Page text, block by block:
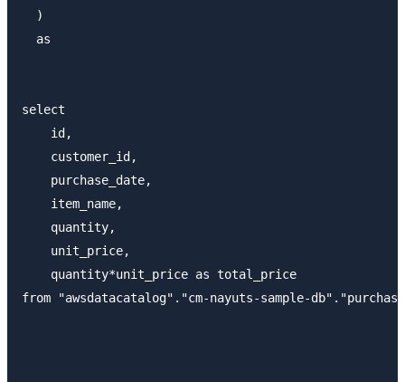
  )
  as
select
    id,
    customer_id,
    purchase_date,
    item_name,
    quantity,
    unit_price,
    quantity*unit_price as total_price
from "awsdatacatalog"."cm-nayuts-sample-